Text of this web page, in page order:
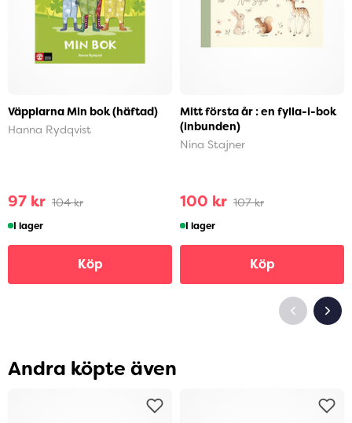
Väpplarna Min bok (häftad)
Hanna Rydqvist
97 kr 104 kr
I lager
Köp
Mitt första år : en fylla-i-bok
(inbunden)
Nina Stajner
100 kr 107 kr
I lager
Köp
Andra köpte även